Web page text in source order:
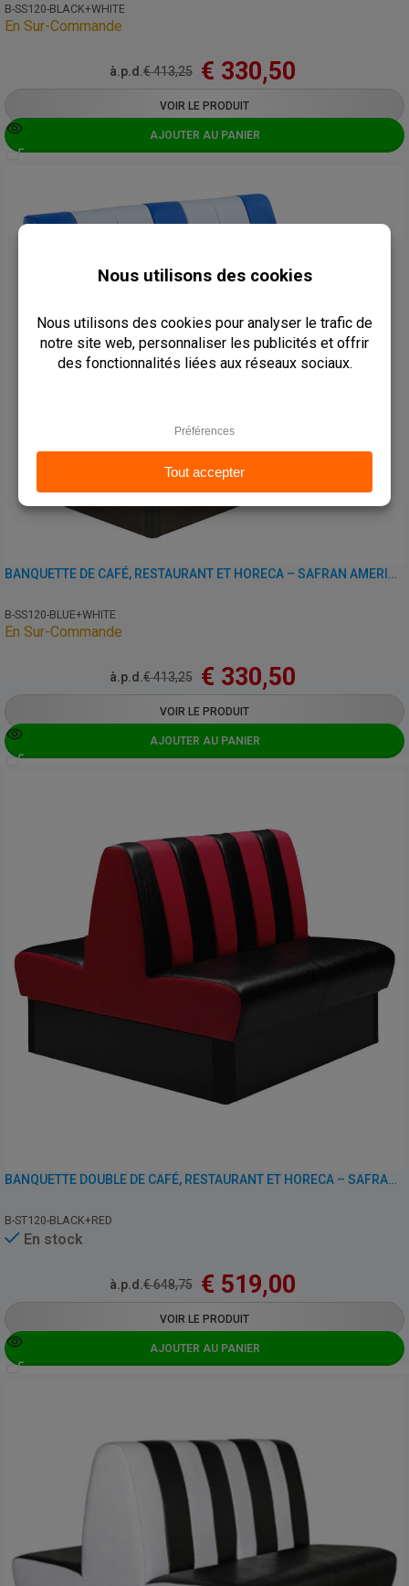
B-SS120-BLACK+WHITE
En Sur-Commande
à.p.d.€413,25 € 330,50
VOIR LE PRODUIT
AJOUTER AU PANIER
BANQUETTE DE CAFÉ, RESTAURANT ET HORECA – SAFRAN AMERICAN – SIMILI CUIR
B-SS120-BLUE+WHITE
En Sur-Commande
à.p.d.€413,25 € 330,50
VOIR LE PRODUIT
AJOUTER AU PANIER
BANQUETTE DOUBLE DE CAFÉ, RESTAURANT ET HORECA – SAFRAN – SIMILI CUIR
B-ST120-BLACK+RED
En stock
à.p.d.€648,75 € 519,00
VOIR LE PRODUIT
AJOUTER AU PANIER